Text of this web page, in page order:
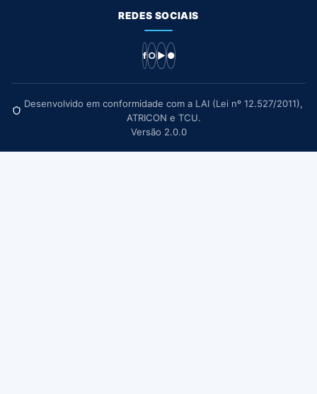
REDES SOCIAIS
f ○ ▶ ●
Desenvolvido em conformidade com a LAI (Lei nº 12.527/2011),
ATRICON e TCU.
Versão 2.0.0